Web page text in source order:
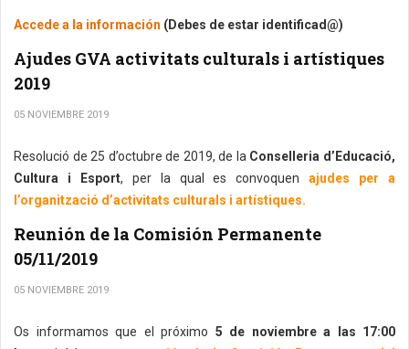
Accede a la información (Debes de estar identificad@)
Ajudes GVA activitats culturals i artístiques
2019
05 NOVIEMBRE 2019
Resolució de 25 d’octubre de 2019, de la Conselleria d’Educació,
Cultura i Esport, per la qual es convoquenajudes per a
l’organització d’activitats culturals i artístiques.
Reunión de la Comisión Permanente
05/11/2019
05 NOVIEMBRE 2019
Os informamos que el próximo 5 de noviembre a las 17:00